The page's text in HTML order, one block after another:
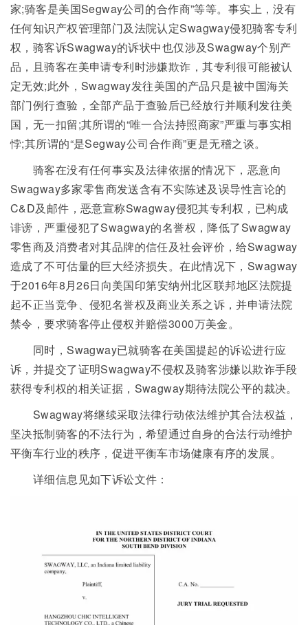
家;骑客是美国Segway公司的合作商”等等。事实上，没有
任何知识产权管理部门及法院认定Swagway侵犯骑客专利
权，骑客诉Swagway的诉状中也仅涉及Swagway个别产
品，且骑客在美申请专利时涉嫌欺诈，其专利很可能被认
定无效;此外，Swagway发往美国的产品只是被中国海关
部门例行查验，全部产品于查验后已经放行并顺利发往美
国，无一扣留;其所谓的“唯一合法持照商家”严重与事实相
悖;其所谓的“是Segway公司合作商”更是无稽之谈。
骑客在没有任何事实及法律依据的情况下，恶意向
Swagway多家零售商发送含有不实陈述及误导性言论的
C&D及邮件，恶意宣称Swagway侵犯其专利权，已构成
诽谤，严重侵犯了Swagway的名誉权，降低了Swagway
零售商及消费者对其品牌的信任及社会评价，给Swagway
造成了不可估量的巨大经济损失。在此情况下，Swagway
于2016年8月26日向美国印第安纳州北区联邦地区法院提
起不正当竞争、侵犯名誉权及商业关系之诉，并申请法院
禁令，要求骑客停止侵权并赔偿3000万美金。
同时，Swagway已就骑客在美国提起的诉讼进行应
诉，并提交了证明Swagway不侵权及骑客涉嫌以欺诈手段
获得专利权的相关证据，Swagway期待法院公平的裁决。
Swagway将继续采取法律行动依法维护其合法权益，
坚决抵制骑客的不法行为，希望通过自身的合法行动维护
平衡车行业的秩序，促进平衡车市场健康有序的发展。
详细信息见如下诉讼文件：